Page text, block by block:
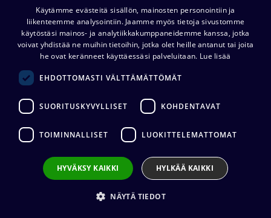
Cordial 6,3 mm/6,3 mm
stereoviuhka 8-kanavainen, 3
m
102,76 (alv. 0 %)
:8 x 6,3 mm stereo (uros) / 8 x 6,3 mm stereo
Kaapelin valmistaja:Cordial
REAN
FINNISH
ENGLISH
Käytämme evästeitä sisällön, mainosten personointiin ja
liikenteemme analysointiin. Jaamme myös tietoja sivustomme
käytöstäsi mainos- ja analytiikkakumppaneidemme kanssa, jotka
voivat yhdistää ne muihin tietoihin, jotka olet heille antanut tai joita
he ovat keränneet käyttäessäsi palveluitaan. Lue lisää
EHDOTTOMASTI VÄLTTÄMÄTTÖMÄT
SUORITUSKYVYLLISET KOHDENTAVAT
TOIMINNALLISET LUOKITTELEMATTOMAT
HYVÄKSY KAIKKI HYLKÄÄ KAIKKI
NÄYTÄ TIEDOT